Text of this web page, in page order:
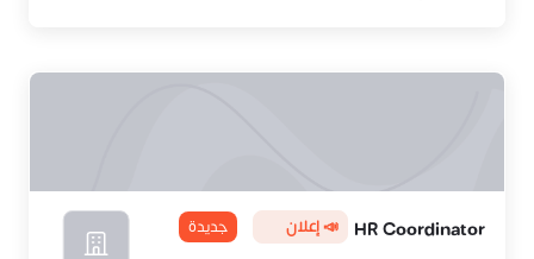
HR Coordinator 📣 إعلان جديدة